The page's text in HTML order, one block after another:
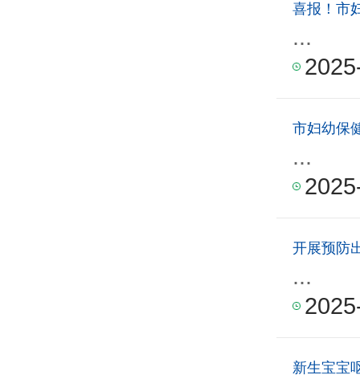
喜报！市
...
市妇幼保
...
开展预防
...
新生宝宝